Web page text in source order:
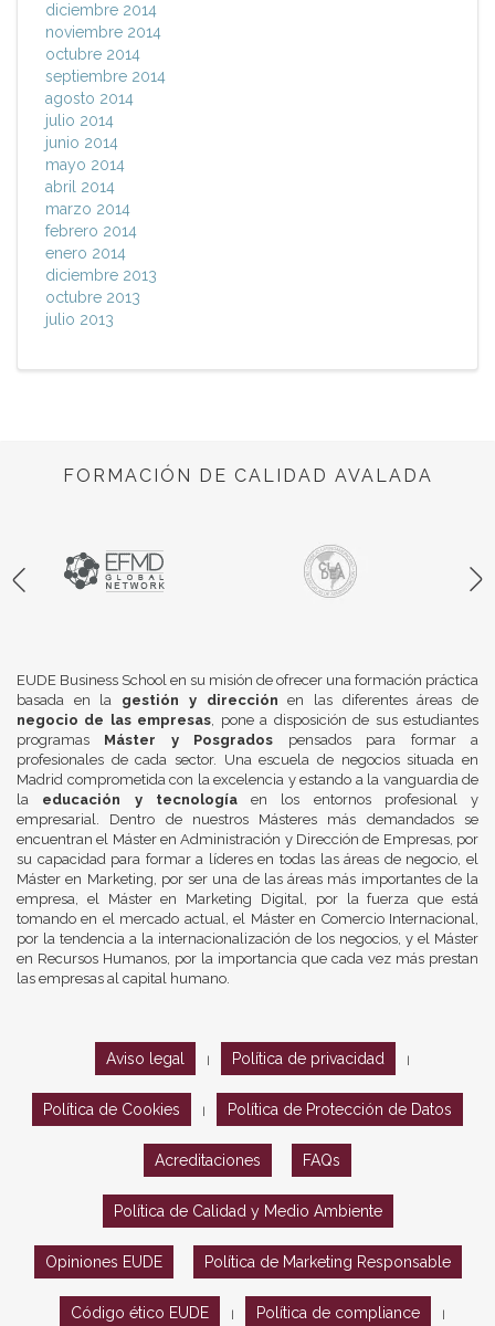
diciembre 2014
noviembre 2014
octubre 2014
septiembre 2014
agosto 2014
julio 2014
junio 2014
mayo 2014
abril 2014
marzo 2014
febrero 2014
enero 2014
diciembre 2013
octubre 2013
julio 2013
FORMACIÓN DE CALIDAD AVALADA
EUDE Business School en su misión de ofrecer una formación práctica
basada en la gestión y dirección en las diferentes áreas de
negocio de las empresas, pone a disposición de sus estudiantes
programas Máster y Posgrados pensados para formar a
profesionales de cada sector. Una escuela de negocios situada en
Madrid comprometida con la excelencia y estando a la vanguardia de
la educación y tecnologíaen los entornos profesional y
empresarial. Dentro de nuestros Másteres más demandados se
encuentran el Máster en Administración y Dirección de Empresas, por
su capacidad para formar a líderes en todas las áreas de negocio, el
Máster en Marketing, por ser una de las áreas más importantes de la
empresa, el Máster en Marketing Digital, por la fuerza que está
tomando en el mercado actual, el Máster en Comercio Internacional,
por la tendencia a la internacionalización de los negocios, y el Máster
en Recursos Humanos, por la importancia que cada vez más prestan
las empresas al capital humano.
Aviso legal Política de privacidad
Política de Cookies Política de Protección de Datos
Acreditaciones FAQs
Política de Calidad y Medio Ambiente
Opiniones EUDE Política de Marketing Responsable
Código ético EUDE Política de compliance